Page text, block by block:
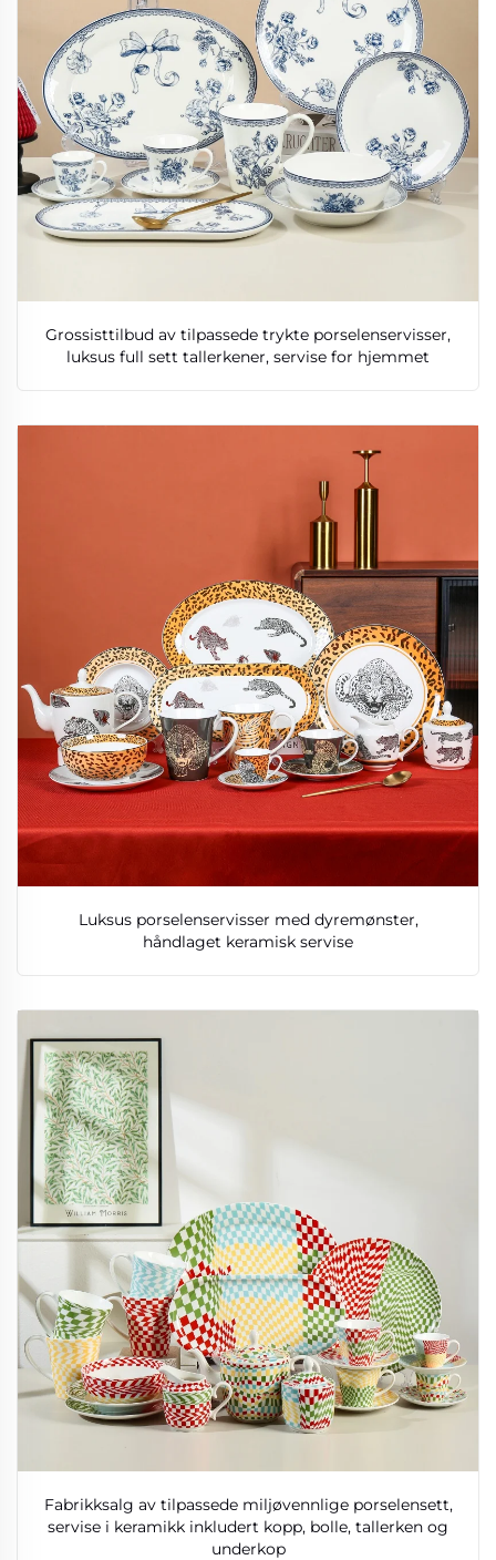
Grossisttilbud av tilpassede trykte porselenservisser,
luksus full sett tallerkener, servise for hjemmet
Luksus porselenservisser med dyremønster,
håndlaget keramisk servise
Fabrikksalg av tilpassede miljøvennlige porselensett,
servise i keramikk inkludert kopp, bolle, tallerken og
underkop